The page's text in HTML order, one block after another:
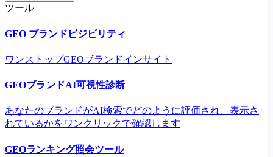
ツール
GEO ブランドビジビリティ
ワンストップGEOブランドインサイト
GEOブランドAI可視性診断
あなたのブランドがAI検索でどのように評価され、表示さ
れているかをワンクリックで確認します
GEOランキング照会ツール